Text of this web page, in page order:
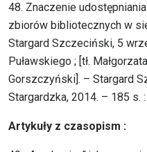
48. Znaczenie
zbiorów bibliotecznych w
Stargard Szczeciński, 5
Puławskiego ; [tł.
Gorszczyński]. – Stargard
Stargardzka, 2014. – 185 s.
Artykuły z czasopism :